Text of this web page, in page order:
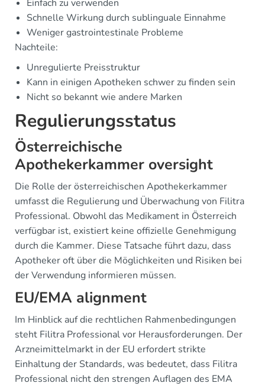
Einfach zu verwenden
Schnelle Wirkung durch sublinguale Einnahme
Weniger gastrointestinale Probleme
Nachteile:
Unregulierte Preisstruktur
Kann in einigen Apotheken schwer zu finden sein
Nicht so bekannt wie andere Marken
Regulierungsstatus
Österreichische
Apothekerkammer oversight
Die Rolle der österreichischen Apothekerkammer
umfasst die Regulierung und Überwachung von Filitra
Professional. Obwohl das Medikament in Österreich
verfügbar ist, existiert keine offizielle Genehmigung
durch die Kammer. Diese Tatsache führt dazu, dass
Apotheker oft über die Möglichkeiten und Risiken bei
der Verwendung informieren müssen.
EU/EMA alignment
Im Hinblick auf die rechtlichen Rahmenbedingungen
steht Filitra Professional vor Herausforderungen. Der
Arzneimittelmarkt in der EU erfordert strikte
Einhaltung der Standards, was bedeutet, dass Filitra
Professional nicht den strengen Auflagen des EMA